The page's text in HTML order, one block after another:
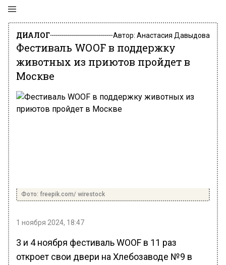
ДИАЛОГ Автор: Анастасия Давыдова
Фестиваль WOOF в поддержку
животных из приютов пройдет в
Москве
Фото: freepik.com/ wirestock
1 ноября 2024, 18:47
3 и 4 ноября фестиваль WOOF в 11 раз
откроет свои двери на Хлебозаводе №9 в